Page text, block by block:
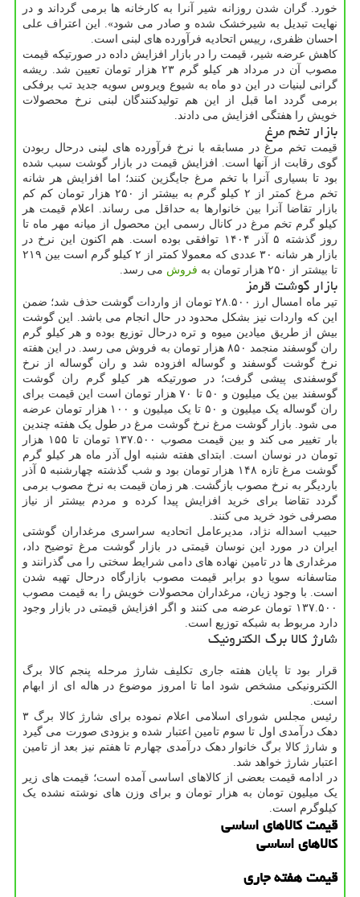
خورد. گران شدن روزانه شیر آنرا به کارخانه ها برمی گرداند و در
نهایت تبدیل به شیرخشک شده و صادر می شود». این اعتراف علی
احسان ظفری، رییس اتحادیه فرآورده های لبنی است.
کاهش عرضه شیر، قیمت را در بازار افزایش داده در صورتیکه قیمت
مصوب آن در مرداد هر کیلو گرم ۲۳ هزار تومان تعیین شد. ریشه
گرانی لبنیات در این دو ماه به شیوع ویروس سویه جدید تب برفکی
برمی گردد اما قبل از این هم تولیدکنندگان لبنی نرخ محصولات
خویش را هفتگی افزایش می دادند.
بازار تخم مرغ
قیمت تخم مرغ در مسابقه با نرخ فرآورده های لبنی درحال ربودن
گوی رقابت از آنها است. افزایش قیمت در بازار گوشت سبب شده
بود تا بسیاری آنرا با تخم مرغ جایگزین کنند؛ اما افزایش هر شانه
تخم مرغ کمتر از ۲ کیلو گرم به بیشتر از ۲۵۰ هزار تومان کم کم
بازار تقاضا آنرا بین خانوارها به حداقل می رساند. اعلام قیمت هر
کیلو گرم تخم مرغ در کانال رسمی این محصول از میانه مهر ماه تا
روز گذشته ۵ آذر ۱۴۰۴ توافقی بوده است. هم اکنون این نرخ در
بازار هر شانه ۳۰ عددی که معمولا کمتر از ۲ کیلو گرم است بین ۲۱۹
تا بیشتر از ۲۵۰ هزار تومان به
فروش می رسد.
بازار گوشت قرمز
تیر ماه امسال ارز ۲۸.۵۰۰ تومان از واردات گوشت حذف شد؛ ضمن
این که واردات نیز بشکل محدود در حال انجام می باشد. این گوشت
بیش از طریق میادین میوه و تره درحال توزیع بوده و هر کیلو گرم
ران گوسفند منجمد ۸۵۰ هزار تومان به فروش می رسد. در این هفته
نرخ گوشت گوسفند و گوساله افزوده شد و ران گوساله از نرخ
گوسفندی پیشی گرفت؛ در صورتیکه هر کیلو گرم ران گوشت
گوسفند بین یک میلیون و ۵۰ تا ۷۰ هزار تومان است این قیمت برای
ران گوساله یک میلیون و ۵۰ تا یک میلیون و ۱۰۰ هزار تومان عرضه
می شود. بازار گوشت مرغ نرخ گوشت مرغ در طول یک هفته چندین
بار تغییر می کند و بین قیمت مصوب ۱۳۷.۵۰۰ تومان تا ۱۵۵ هزار
تومان در نوسان است. ابتدای هفته شنبه اول آذر ماه هر کیلو گرم
گوشت مرغ تازه ۱۴۸ هزار تومان بود و شب گذشته چهارشنبه ۵ آذر
باردیگر به نرخ مصوب بازگشت. هر زمان قیمت به نرخ مصوب برمی
گردد تقاضا برای خرید افزایش پیدا کرده و مردم بیشتر از نیاز
مصرفی خود خرید می کنند.
حبیب اسداله نژاد، مدیرعامل اتحادیه سراسری مرغداران گوشتی
ایران در مورد این نوسان قیمتی در بازار گوشت مرغ توضیح داد،
مرغداری ها در تامین نهاده های دامی شرایط سختی را می گذرانند و
متاسفانه سویا دو برابر قیمت مصوب بازارگاه درحال تهیه شدن
است. با وجود زیان، مرغداران محصولات خویش را به قیمت مصوب
۱۳۷.۵۰۰ تومان عرضه می کنند و اگر افزایش قیمتی در بازار وجود
دارد مربوط به شبکه توزیع است.
شارژ کالا برگ الکترونیک
قرار بود تا پایان هفته جاری تکلیف شارژ مرحله پنجم کالا برگ
الکترونیکی مشخص شود اما تا امروز موضوع در هاله ای از ابهام
است.
رئیس مجلس شورای اسلامی اعلام نموده برای شارژ کالا برگ ۳
دهک درآمدی اول تا سوم تامین اعتبار شده و بزودی صورت می گیرد
و شارژ کالا برگ خانوار دهک درآمدی چهارم تا هفتم نیز بعد از تامین
اعتبار شارژ خواهد شد.
در ادامه قیمت بعضی از کالاهای اساسی آمده است؛ قیمت های زیر
یک میلیون تومان به هزار تومان و برای وزن های نوشته نشده یک
کیلوگرم است.
قیمت کالاهای اساسی
کالاهای اساسی
قیمت هفته جاری